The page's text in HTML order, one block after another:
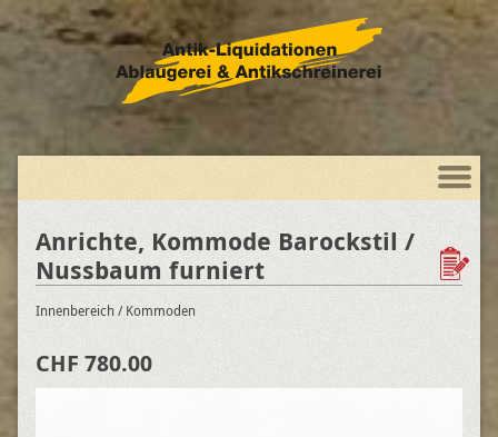
Anrichte, Kommode Barockstil /
Nussbaum furniert
Innenbereich / Kommoden
CHF 780.00